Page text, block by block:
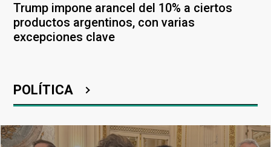
Trump impone arancel del 10% a ciertos
productos argentinos, con varias
excepciones clave
POLÍTICA